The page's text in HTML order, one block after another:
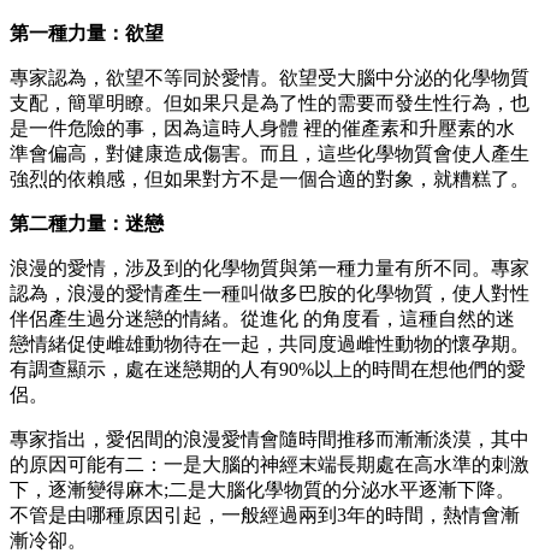
第一種力量：欲望
專家認為，欲望不等同於愛情。欲望受大腦中分泌的化學物質
支配，簡單明瞭。但如果只是為了性的需要而發生性行為，也
是一件危險的事，因為這時人身體 裡的催產素和升壓素的水
準會偏高，對健康造成傷害。而且，這些化學物質會使人產生
強烈的依賴感，但如果對方不是一個合適的對象，就糟糕了。
第二種力量：迷戀
浪漫的愛情，涉及到的化學物質與第一種力量有所不同。專家
認為，浪漫的愛情產生一種叫做多巴胺的化學物質，使人對性
伴侶產生過分迷戀的情緒。從進化 的角度看，這種自然的迷
戀情緒促使雌雄動物待在一起，共同度過雌性動物的懷孕期。
有調查顯示，處在迷戀期的人有90%以上的時間在想他們的愛
侶。
專家指出，愛侶間的浪漫愛情會隨時間推移而漸漸淡漠，其中
的原因可能有二：一是大腦的神經末端長期處在高水準的刺激
下，逐漸變得麻木;二是大腦化學物質的分泌水平逐漸下降。
不管是由哪種原因引起，一般經過兩到3年的時間，熱情會漸
漸冷卻。